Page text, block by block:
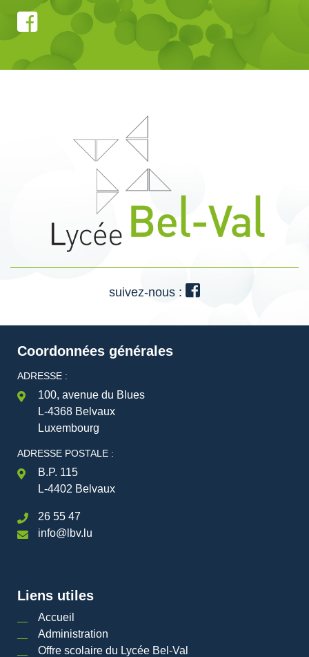
suivez-nous :
Coordonnées générales
ADRESSE :
100, avenue du Blues
L-4368 Belvaux
Luxembourg
ADRESSE POSTALE :
B.P. 115
L-4402 Belvaux
26 55 47
info@lbv.lu
Liens utiles
Accueil
Administration
Offre scolaire du Lycée Bel-Val